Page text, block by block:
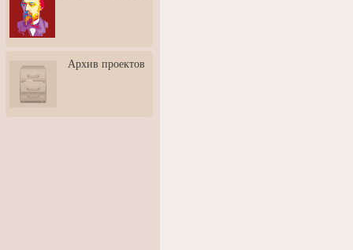
3: Обусловленности
человека и их влияние на
карьеру
скульптором Дмитрием
Тугариновым
АртБульвар в День города
Архив проектов